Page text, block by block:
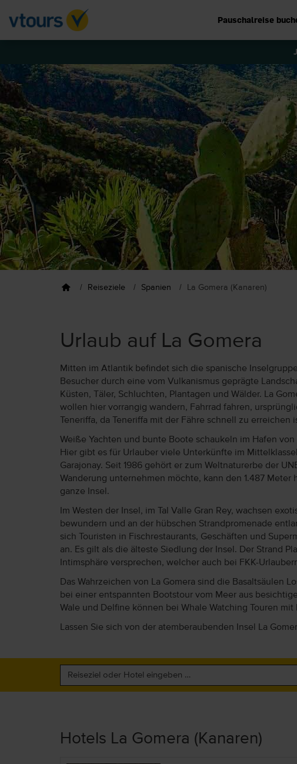
Pauschalreise
Reiseziele Spanien La Gomera (Kanaren)
Urlaub auf La Gomera
Mitten im Atlantik befindet sich die spanische
Besucher durch eine vom Vulkanismus geprägte
Küsten, Täler, Schluchten, Plantagen und Wälder. La
wollen hier vorrangig wandern, Fahrrad fahren,
Teneriffa, da Teneriffa mit der Fähre schnell zu erreichen
Weiße Yachten und bunte Boote schaukeln im Hafen
Hier gibt es für Urlauber viele Unterkünfte im
Garajonay. Seit 1986 gehört er zum Weltnaturerbe der
Wanderung unternehmen möchte, kann den 1.487
ganze Insel.
Im Westen der Insel, im Tal Valle Gran Rey, wachsen
bewundern und an der hübschen Strandpromenade
sich Touristen in Fischrestaurants, Geschäften und
an. Es gilt als die älteste Siedlung der Insel. Der Strand
Intimsphäre versprechen, welcher auch bei FKK-
Das Wahrzeichen von La Gomera sind die Basaltsäulen
bei einer entspannten Bootstour vom Meer aus
Wale und Delfine können bei Whale Watching Touren
Lassen Sie sich von der atemberaubenden Insel La
Hotels La Gomera (Kanaren)